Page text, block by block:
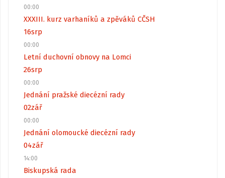
00:00
XXXIII. kurz varhaníků a zpěváků CČSH
16srp
00:00
Letní duchovní obnovy na Lomci
26srp
00:00
Jednání pražské diecézní rady
02zář
00:00
Jednání olomoucké diecézní rady
04zář
14:00
Biskupská rada